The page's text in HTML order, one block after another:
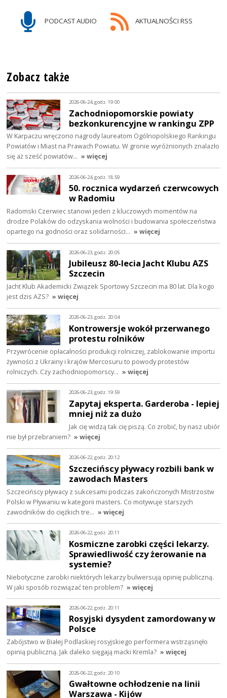
PODCAST AUDIO AKTUALNOŚCI RSS
Zobacz także
2026-06-24, godz. 19:00
Zachodniopomorskie powiaty
bezkonkurencyjne w rankingu ZPP
W Karpaczu wręczono nagrody laureatom Ogólnopolskiego Rankingu
Powiatów i Miast na Prawach Powiatu. W gronie wyróżnionych znalazło
się aż sześć powiatów… » więcej
2026-06-24, godz. 18:59
50. rocznica wydarzeń czerwcowych
w Radomiu
Radomski Czerwiec stanowi jeden z kluczowych momentów na
drodze Polaków do odzyskania wolności i budowania społeczeństwa
opartego na godności oraz solidarności… » więcej
2026-06-23, godz. 20:05
Jubileusz 80-lecia Jacht Klubu AZS
Szczecin
Jacht Klub Akademicki Związek Sportowy Szczecin ma 80 lat. Dla kogo
jest dzis AZS? » więcej
2026-06-23, godz. 20:04
Kontrowersje wokół przerwanego
protestu rolników
Przywrócenie opłacalności produkcji rolniczej, zablokowanie importu
żywności z Ukrainy i krajów Mercosuru to powody protestów
rolniczych. Czy zachodniopomorscy… » więcej
2026-06-23, godz. 19:59
Zapytaj eksperta. Garderoba - lepiej
mniej niż za dużo
Jak cię widzą tak cię piszą. Co zrobić, by nasz ubiór
nie był przebraniem? » więcej
2026-06-22, godz. 20:12
Szczecińscy pływacy rozbili bank w
zawodach Masters
Szczecińscy pływacy z sukcesami podczas zakończonych Mistrzostw
Polski w Pływaniu w kategorii masters. Co motywuje starszych
zawodników do ciężkich tre… » więcej
2026-06-22, godz. 20:11
Kosmiczne zarobki części lekarzy.
Sprawiedliwość czy żerowanie na
systemie?
Niebotyczne zarobki niektórych lekarzy bulwersują opinię publiczną.
W jaki sposób rozwiązać ten problem? » więcej
2026-06-22, godz. 20:11
Rosyjski dysydent zamordowany w
Polsce
Zabójstwo w Białej Podlaskiej rosyjskiego performera wstrząsnęło
opinią publiczną. Jak daleko sięgają macki Kremla? » więcej
2026-06-22, godz. 20:10
Gwałtowne ochłodzenie na linii
Warszawa - Kijów